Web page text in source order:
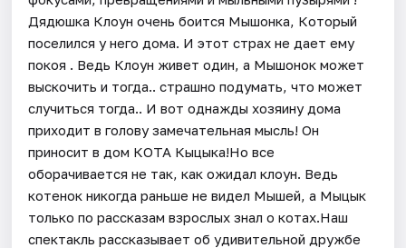
Дядюшка Клоун очень боится Мышонка, Который
поселился у него дома. И этот страх не дает ему
покоя . Ведь Клоун живет один, а Мышонок может
выскочить и тогда.. страшно подумать, что может
случиться тогда.. И вот однажды хозяину дома
приходит в голову замечательная мысль! Он
приносит в дом КОТА Кыцыка!Но все
оборачивается не так, как ожидал клоун. Ведь
котенок никогда раньше не видел Мышей, а Мыцык
только по рассказам взрослых знал о котах.Наш
спектакль рассказывает об удивительной дружбе